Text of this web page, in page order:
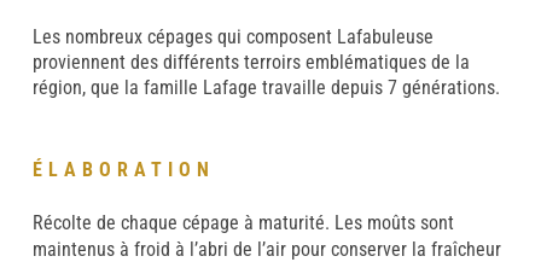
Les nombreux cépages qui composent Lafabuleuse
proviennent des différents terroirs emblématiques de la
région, que la famille Lafage travaille depuis 7 générations.
ÉLABORATION
Récolte de chaque cépage à maturité. Les moûts sont
maintenus à froid à l’abri de l’air pour conserver la fraîcheur